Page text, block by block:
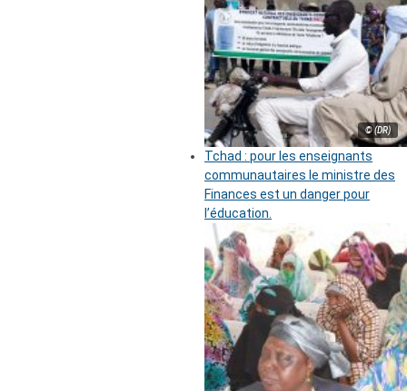
© (DR)
Tchad : pour les enseignants
communautaires le ministre des
Finances est un danger pour
l’éducation.